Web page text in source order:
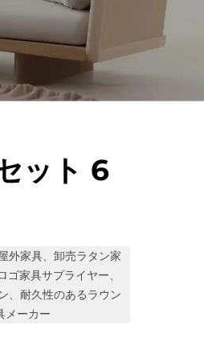
ット 6
外家具、卸売ラタン家
家具サプライヤー、
、耐久性のあるラウン
メーカー